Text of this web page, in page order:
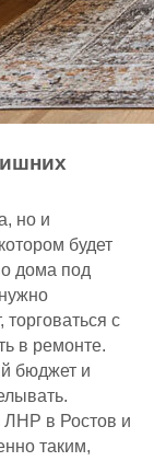
но и
будет
дома под
с
в ремонте.
бюджет и
ЛНР в Ростов и
таким,